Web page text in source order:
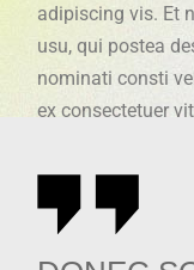
adipiscing vis. Et
usu, qui postea
nominati consti
ex consectetuer